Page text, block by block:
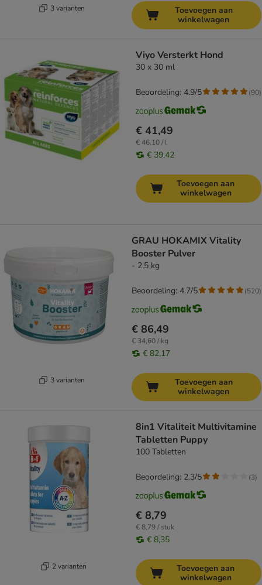
3 varianten
Toevoegen aan
winkelwagen
Viyo Versterkt Hond
30 x 30 ml
€ 41,49
€ 46,10 / l
€ 39,42
Beoordeling: 4.9/5 (90)
Toevoegen aan
winkelwagen
3 varianten
GRAU HOKAMIX Vitality
Booster Pulver
- 2,5 kg
€ 86,49
€ 34,60 / kg
€ 82,17
Beoordeling: 4.7/5 (520)
Toevoegen aan
winkelwagen
2 varianten
8in1 Vitaliteit Multivitamine
Tabletten Puppy
100 Tabletten
€ 8,79
€ 8,79 / stuk
€ 8,35
Beoordeling: 2.3/5 (3)
Toevoegen aan
winkelwagen